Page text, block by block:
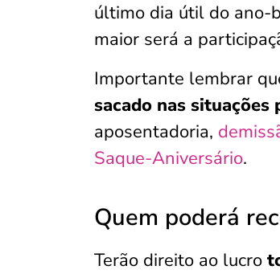
último dia útil do ano-
maior será a
Importante lembrar
sacado nas situações
aposentadoria,
Saque-Aniversário.
Quem poderá
Terão direito ao lucro